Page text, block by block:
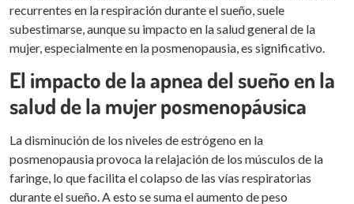
recurrentes en la respiración durante el sueño, suele
subestimarse, aunque su impacto en la salud general de la
mujer, especialmente en la posmenopausia, es significativo.
El impacto de la apnea del sueño en la
salud de la mujer posmenopáusica
La disminución de los niveles de estrógeno en la
posmenopausia provoca la relajación de los músculos de la
faringe, lo que facilita el colapso de las vías respiratorias
durante el sueño. A esto se suma el aumento de peso